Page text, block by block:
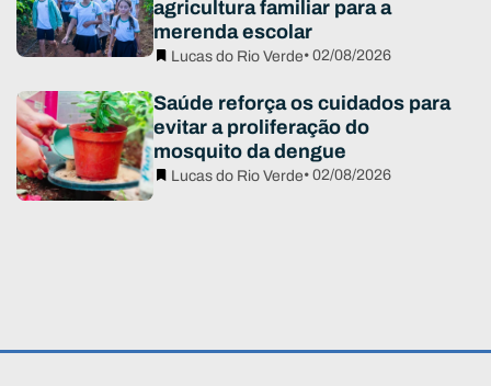
agricultura familiar para a
merenda escolar
Lucas do Rio Verde• 02/08/2026
Saúde reforça os cuidados para
evitar a proliferação do
mosquito da dengue
Lucas do Rio Verde• 02/08/2026